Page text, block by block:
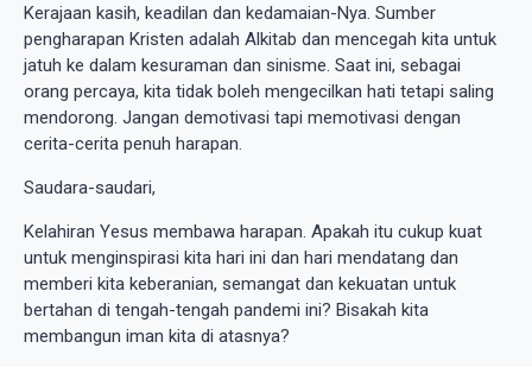
Kerajaan kasih, keadilan dan kedamaian-Nya. Sumber
pengharapan Kristen adalah Alkitab dan mencegah kita untuk
jatuh ke dalam kesuraman dan sinisme. Saat ini, sebagai
orang percaya, kita tidak boleh mengecilkan hati tetapi saling
mendorong. Jangan demotivasi tapi memotivasi dengan
cerita-cerita penuh harapan.
Saudara-saudari,
Kelahiran Yesus membawa harapan. Apakah itu cukup kuat
untuk menginspirasi kita hari ini dan hari mendatang dan
memberi kita keberanian, semangat dan kekuatan untuk
bertahan di tengah-tengah pandemi ini? Bisakah kita
membangun iman kita di atasnya?